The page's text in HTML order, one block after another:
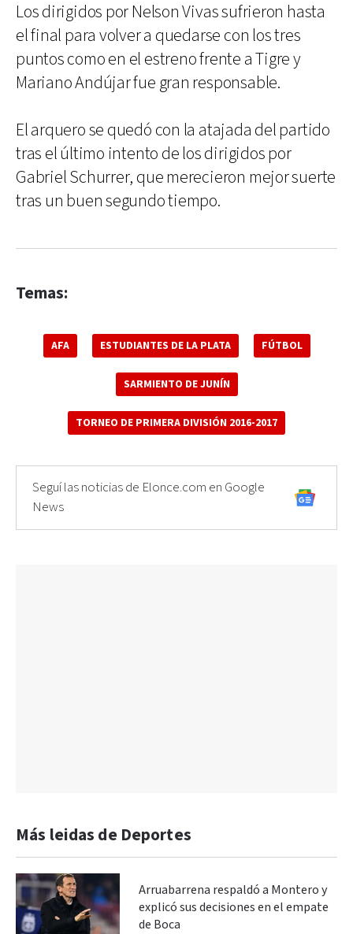
Los dirigidos por Nelson Vivas sufrieron hasta
el final para volver a quedarse con los tres
puntos como en el estreno frente a Tigre y
Mariano Andújar fue gran responsable.
El arquero se quedó con la atajada del partido
tras el último intento de los dirigidos por
Gabriel Schurrer, que merecieron mejor suerte
tras un buen segundo tiempo.
Temas:
AFA ESTUDIANTES DE LA PLATA FÚTBOL
SARMIENTO DE JUNÍN
TORNEO DE PRIMERA DIVISIÓN 2016-2017
Seguí las noticias de Elonce.com en Google
News
Más leidas de Deportes
Arruabarrena respaldó a Montero y
explicó sus decisiones en el empate
de Boca